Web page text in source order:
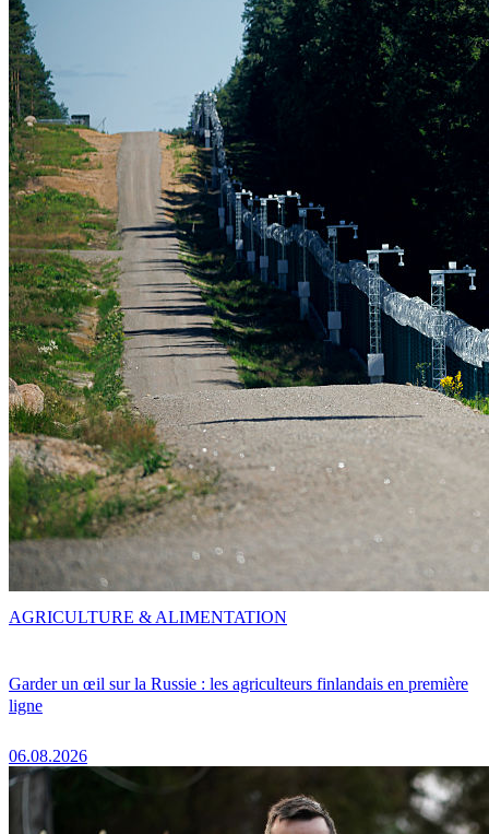
Garder un œil sur la Russie : les agriculteurs finlandais en première
ligne
06.08.2026
AGRICULTURE & ALIMENTATION